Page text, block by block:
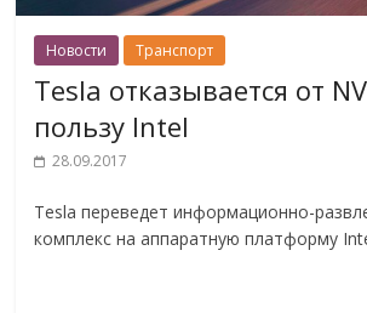
Новости Транспорт
Tesla отказывается от
пользу Intel
28.09.2017
Tesla переведет информационно-
комплекс на аппаратную платформу